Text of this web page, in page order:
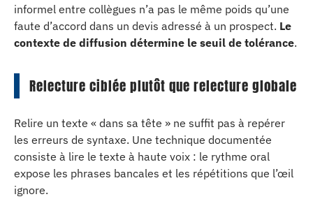
informel entre collègues n’a pas le même poids qu’une
faute d’accord dans un devis adressé à un prospect. Le
contexte de diffusion détermine le seuil de tolérance.
Relecture ciblée plutôt que relecture globale
Relire un texte « dans sa tête » ne suffit pas à repérer
les erreurs de syntaxe. Une technique documentée
consiste à lire le texte à haute voix : le rythme oral
expose les phrases bancales et les répétitions que l’œil
ignore.